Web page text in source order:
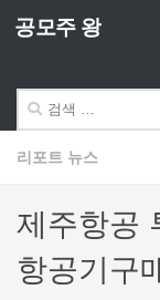
Skip to content
공모주 왕
리포트 뉴스
제주항공
항공기구